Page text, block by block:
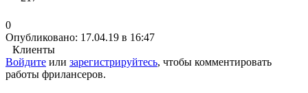
0
Опубликовано: 17.04.19 в 16:47
Клиенты
Войдите или зарегистрируйтесь, чтобы комментировать
работы фрилансеров.